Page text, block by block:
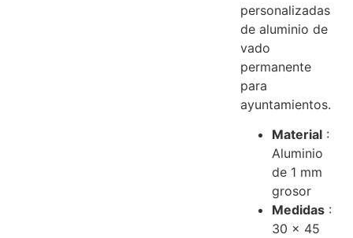
personalizadas
de aluminio de
vado
permanente
para
ayuntamientos.
Material :
Aluminio
de 1 mm
grosor
Medidas :
30 x 45